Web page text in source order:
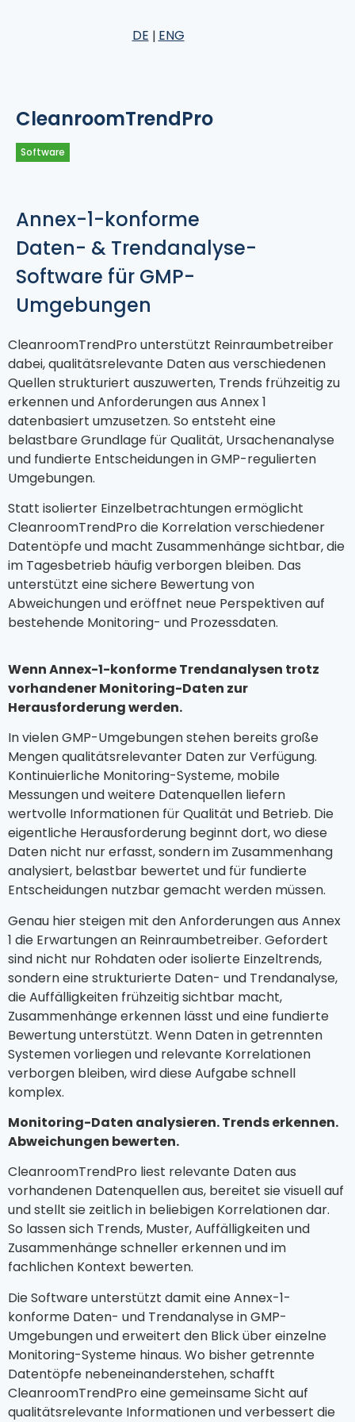
DE ENG
CleanroomTrendPro
Software
Annex-1-konforme
Daten- & Trendanalyse-
Software für GMP-
Umgebungen
CleanroomTrendPro unterstützt Reinraumbetreiber
dabei, qualitätsrelevante Daten aus verschiedenen
Quellen strukturiert auszuwerten, Trends frühzeitig zu
erkennen und Anforderungen aus Annex 1
datenbasiert umzusetzen. So entsteht eine
belastbare Grundlage für Qualität, Ursachenanalyse
und fundierte Entscheidungen in GMP-regulierten
Umgebungen.
Statt isolierter Einzelbetrachtungen ermöglicht
CleanroomTrendPro die Korrelation verschiedener
Datentöpfe und macht Zusammenhänge sichtbar, die
im Tagesbetrieb häufig verborgen bleiben. Das
unterstützt eine sichere Bewertung von
Abweichungen und eröffnet neue Perspektiven auf
bestehende Monitoring- und Prozessdaten.
Wenn Annex-1-konforme Trendanalysen trotz
vorhandener Monitoring-Daten zur
Herausforderung werden.
In vielen GMP-Umgebungen stehen bereits große
Mengen qualitätsrelevanter Daten zur Verfügung.
Kontinuierliche Monitoring-Systeme, mobile
Messungen und weitere Datenquellen liefern
wertvolle Informationen für Qualität und Betrieb. Die
eigentliche Herausforderung beginnt dort, wo diese
Daten nicht nur erfasst, sondern im Zusammenhang
analysiert, belastbar bewertet und für fundierte
Entscheidungen nutzbar gemacht werden müssen.
Genau hier steigen mit den Anforderungen aus Annex
1 die Erwartungen an Reinraumbetreiber. Gefordert
sind nicht nur Rohdaten oder isolierte Einzeltrends,
sondern eine strukturierte Daten- und Trendanalyse,
die Auffälligkeiten frühzeitig sichtbar macht,
Zusammenhänge erkennen lässt und eine fundierte
Bewertung unterstützt. Wenn Daten in getrennten
Systemen vorliegen und relevante Korrelationen
verborgen bleiben, wird diese Aufgabe schnell
komplex.
Monitoring-Daten analysieren. Trends erkennen.
Abweichungen bewerten.
CleanroomTrendPro liest relevante Daten aus
vorhandenen Datenquellen aus, bereitet sie visuell auf
und stellt sie zeitlich in beliebigen Korrelationen dar.
So lassen sich Trends, Muster, Auffälligkeiten und
Zusammenhänge schneller erkennen und im
fachlichen Kontext bewerten.
Die Software unterstützt damit eine Annex-1-
konforme Daten- und Trendanalyse in GMP-
Umgebungen und erweitert den Blick über einzelne
Monitoring-Systeme hinaus. Wo bisher getrennte
Datentöpfe nebeneinanderstehen, schafft
CleanroomTrendPro eine gemeinsame Sicht auf
qualitätsrelevante Informationen und verbessert die